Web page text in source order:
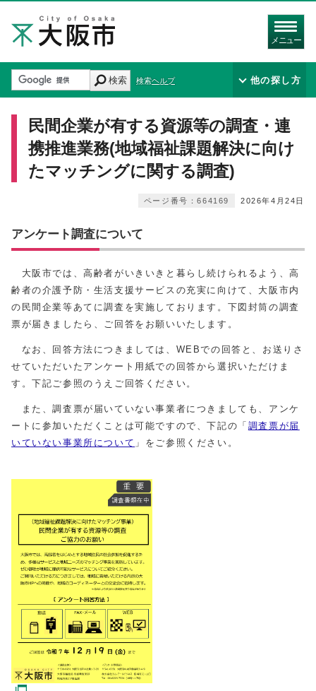
メニュー
検索 検索ヘルプ 他の探し方
民間企業が有する資源等の調査・連
携推進業務(地域福祉課題解決に向け
たマッチングに関する調査)
2026年4月24日
ページ番号：664169
アンケート調査について
大阪市では、高齢者がいきいきと暮らし続けられるよう、高
齢者の介護予防・生活支援サービスの充実に向けて、大阪市内
の民間企業等あてに調査を実施しております。下図封筒の調査
票が届きましたら、ご回答をお願いいたします。
なお、回答方法につきましては、WEBでの回答と、お送りさ
せていただいたアンケート用紙での回答から選択いただけま
す。下記ご参照のうえご回答ください。
また、調査票が届いていない事業者につきましても、アンケ
ートに参加いただくことは可能ですので、下記の「 調査票が届
いていない事業所について 」をご参照ください。